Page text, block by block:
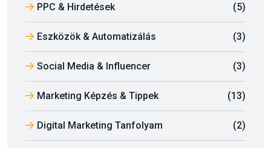
PPC & Hirdetések (5)
Eszközök & Automatizálás (3)
Social Media & Influencer (3)
Marketing Képzés & Tippek (13)
Digital Marketing Tanfolyam (2)